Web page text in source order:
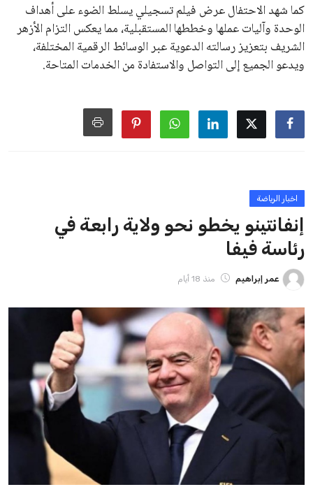
على الرغم من هذه الانتقادات، تشير التوقعات إلى أن إنفانتينو
يمتلك فرصًا كبيرة للفوز بولاية جديدة، خصوصًا في ظل غياب
منافس قوي يتمتع بإجماع داخل الأسرة الكروية الدولية. هذا يعزز
من فرص استمراره في قيادة “فيفا” حتى عام 2031.
ايوا مصر
الاخبار الشائعة
إنفانتينو يخطو نحو ولاية رابعة في رئاسة فيفا
عمر إبراهيم
مستثمر هندي بريطاني يسعى لامتلاك حصة